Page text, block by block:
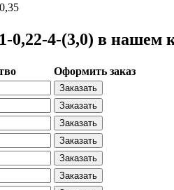
0,35
4-(3,0) в нашем
Оформить заказ
Заказать
Заказать
Заказать
Заказать
Заказать
Заказать